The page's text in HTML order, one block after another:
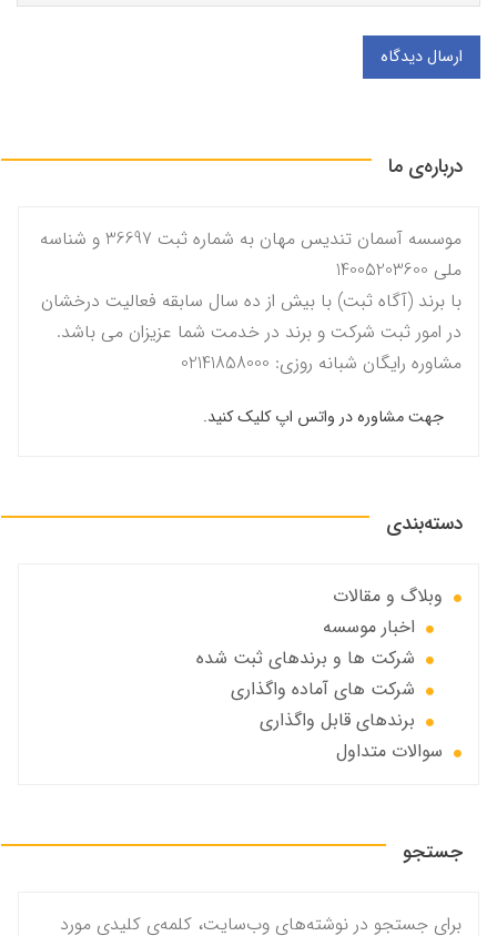
ارسال دیدگاه
درباره‌ی ما
موسسه آسمان تندیس مهان به شماره ثبت 36697 و شناسه
ملی 14005203600
با برند (آگاه ثبت) با بیش از ده سال سابقه فعالیت درخشان
در امور ثبت شرکت و برند در خدمت شما عزیزان می باشد.
مشاوره رایگان شبانه روزی: 02141858000
جهت مشاوره در واتس اپ کلیک کنید.
دسته‌بندی
وبلاگ و مقالات
اخبار موسسه
شرکت ها و برندهای ثبت شده
شرکت های آماده واگذاری
برندهای قابل واگذاری
سوالات متداول
جستجو
برای جستجو در نوشته‌های وب‌سایت، کلمه‌ی کلیدی مورد